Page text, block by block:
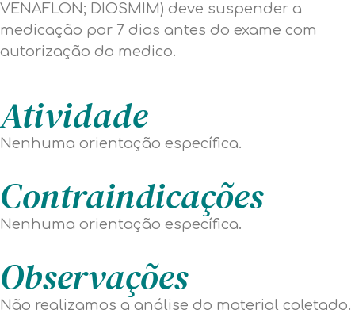
VENAFLON; DIOSMIM) deve suspender a
medicação por 7 dias antes do exame com
autorização do medico.
Atividade
Nenhuma orientação específica.
Contraindicações
Nenhuma orientação específica.
Observações
Não realizamos a análise do material coletado.
ATENÇÃO
número temporário para atendimento:
WHATSAPP